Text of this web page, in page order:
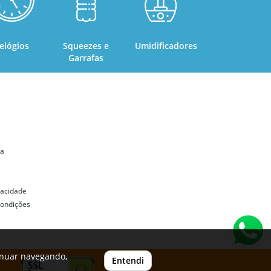
Squeezes e
Garrafas
Umidificadores
navegando,
Entendi